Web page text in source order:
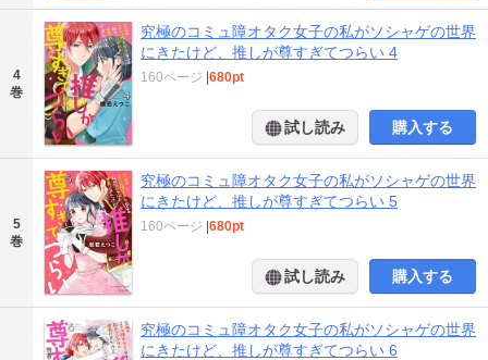
4
巻
究極のコミュ障オタク女子の私がソシャゲの世界
にきたけど、推しが尊すぎてつらい 4
160ページ |680pt
試し読み 購入する
5
巻
究極のコミュ障オタク女子の私がソシャゲの世界
にきたけど、推しが尊すぎてつらい 5
160ページ |680pt
試し読み 購入する
究極のコミュ障オタク女子の私がソシャゲの世界
にきたけど、推しが尊すぎてつらい 6